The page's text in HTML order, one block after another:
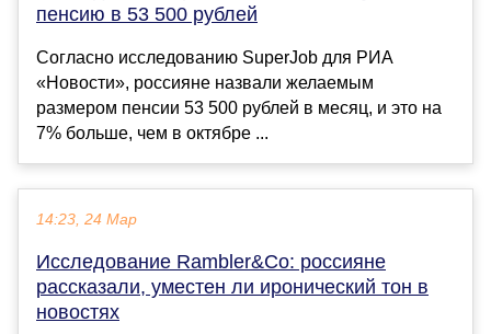
пенсию в 53 500 рублей
Согласно исследованию SuperJob для РИА
«Новости», россияне назвали желаемым
размером пенсии 53 500 рублей в месяц, и это на
7% больше, чем в октябре ...
14:23, 24 Мар
Исследование Rambler&Co: россияне
рассказали, уместен ли иронический тон в
новостях